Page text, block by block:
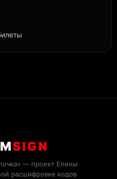
SIGN
— проект Елены
расшифровке кодов